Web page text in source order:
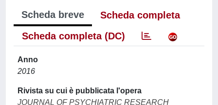
Scheda breve
Scheda completa
Scheda completa (DC)
Anno
2016
Rivista su cui è pubblicata l'opera
JOURNAL OF PSYCHIATRIC RESEARCH